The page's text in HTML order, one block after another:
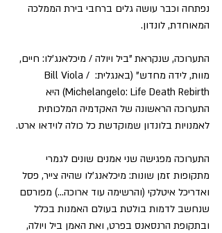
נפתחה וכבר עושה גלים ברחבי בירת הממלכה
המאוחדת, לונדון.
התערוכה, שנקראת "ביל ויולה / מיכלאנג'לו: חיים,
מוות, לידה מחדש" (באנגלית: Bill Viola /
Michelangelo: Life Death Rebirth) היא
התערוכה הראשונה של האקדמיה המלכותית
לאמנויות בלונדון שמוקדשת כל כולה לוידאו ארט.
התערוכה מפגישה שני אמנים שונים לגמרי
מתקופות זמן שונות: מיכלאנג'לו שהיה צייר, פסל
ואדריכל איטלקי (והרשימה עוד ארוכה...) מפורסם
שנחשב לדמות בולטת בעולם האמנות בכלל
ובתקופת הרנסאנס בפרט, ואת האמן ביל ויולה,